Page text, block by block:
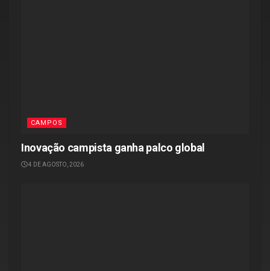
CAMPOS
Inovação campista ganha palco global
4 DE AGOSTO, 2026